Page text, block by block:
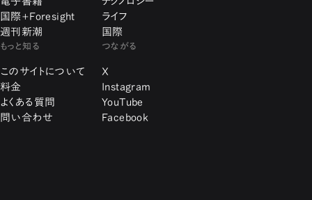
国際+Foresight
週刊新潮
ライフ
国際
もっと知る
このサイトについて
料金
よくある質問
問い合わせ
つながる
X
Instagram
YouTube
Facebook